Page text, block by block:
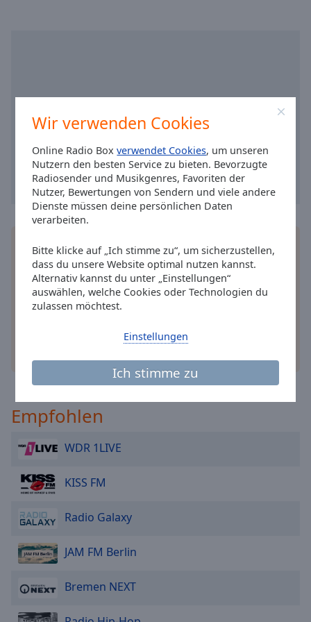
Wir verwenden Cookies
Online Radio Boxverwendet Cookies, um unseren
Nutzern den besten Service zu bieten. Bevorzugte
Radiosender und Musikgenres, Favoriten der
Nutzer, Bewertungen von Sendern und viele andere
Dienste müssen deine persönlichen Daten
verarbeiten.
Bitte klicke auf „Ich stimme zu“, um sicherzustellen,
dass du unsere Website optimal nutzen kannst.
Alternativ kannst du unter „Einstellungen“
auswählen, welche Cookies oder Technologien du
zulassen möchtest.
Ich stimme zu
Einstellungen
Opacity
Background
Opacity
Caption
Opacity
Text
Edge
Style
Font
Family
Installieren Sie gratisGratisappauf Ihrem
Smartphone die Online Radio Box-App und hören
Sie Ihr Lieblingsradio online an, wo Sie immer
wollen.
Empfohlen
WDR 1LIVE
KISS FM
Radio Galaxy
JAM FM Berlin
Bremen NEXT